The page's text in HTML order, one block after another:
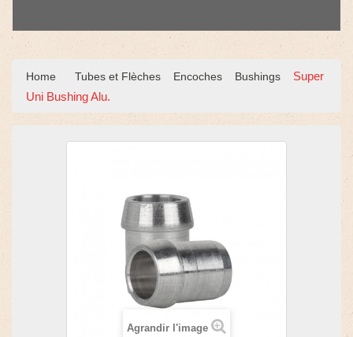
Home Tubes et Flèches Encoches Bushings
Super
Uni Bushing Alu.
Agrandir l'image